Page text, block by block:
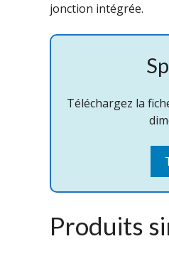
jonction intégrée.
Téléchargez la
Produits